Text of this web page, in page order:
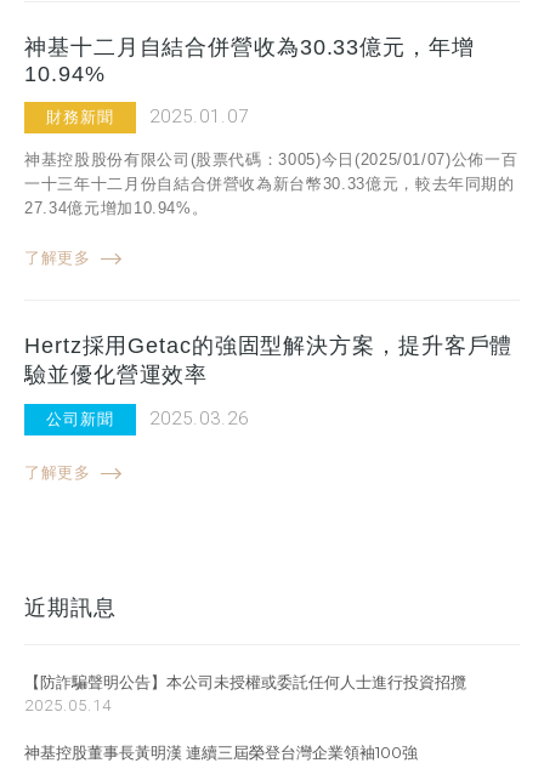
神基十二月自結合併營收為30.33億元，年增
10.94%
財務新聞 2025.01.07
神基控股股份有限公司(股票代碼：3005)今日(2025/01/07)公佈一百
一十三年十二月份自結合併營收為新台幣30.33億元，較去年同期的
27.34億元增加10.94%。
了解更多
Hertz採用Getac的強固型解決方案，提升客戶體
驗並優化營運效率
公司新聞 2025.03.26
了解更多
近期訊息
【防詐騙聲明公告】本公司未授權或委託任何人士進行投資招攬
2025.05.14
神基控股董事長黃明漢 連續三屆榮登台灣企業領袖100強